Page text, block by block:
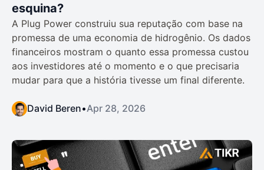
esquina?
A Plug Power construiu sua reputação com base na
promessa de uma economia de hidrogênio. Os dados
financeiros mostram o quanto essa promessa custou
aos investidores até o momento e o que precisaria
mudar para que a história tivesse um final diferente.
David Beren•Apr 28, 2026